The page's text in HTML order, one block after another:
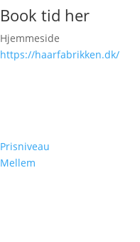
Book tid her
Hjemmeside
https://haarfabrikken.dk/
Prisniveau
Mellem